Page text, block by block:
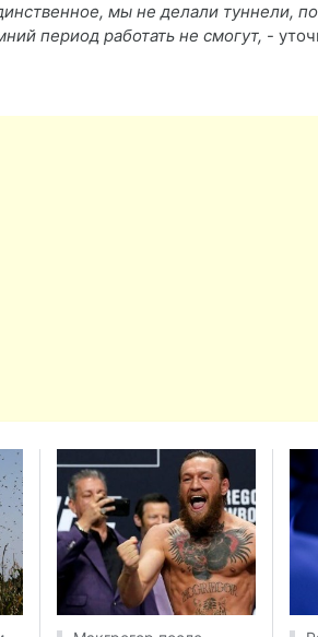
мы не делали туннели,
период работать не смогут, -